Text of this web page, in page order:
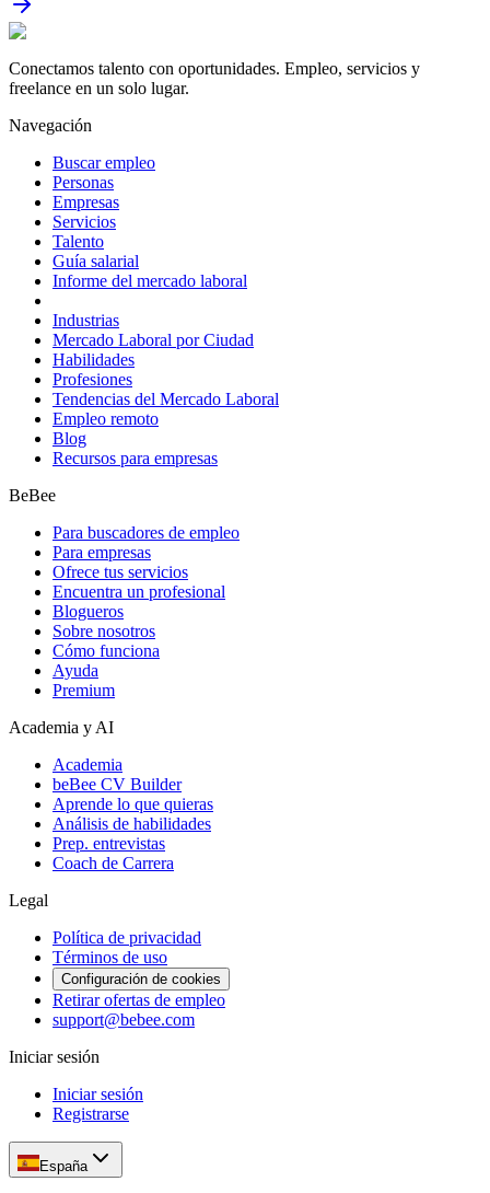
Conectamos talento con oportunidades. Empleo, servicios y
freelance en un solo lugar.
Navegación
Buscar empleo
Personas
Empresas
Servicios
Talento
Guía salarial
Informe del mercado laboral
Industrias
Mercado Laboral por Ciudad
Habilidades
Profesiones
Tendencias del Mercado Laboral
Empleo remoto
Blog
Recursos para empresas
BeBee
Para buscadores de empleo
Para empresas
Ofrece tus servicios
Encuentra un profesional
Blogueros
Sobre nosotros
Cómo funciona
Ayuda
Premium
Academia y AI
Academia
beBee CV Builder
Aprende lo que quieras
Análisis de habilidades
Prep. entrevistas
Coach de Carrera
Legal
Política de privacidad
Términos de uso
Configuración de cookies
Retirar ofertas de empleo
support@bebee.com
Iniciar sesión
Iniciar sesión
Registrarse
España